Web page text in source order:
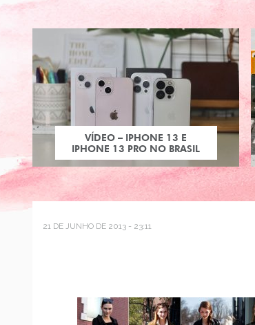
VÍDEO – IPHONE 13 E
IPHONE 13 PRO NO BRASIL
21 DE JUNHO DE 2013 - 23:11